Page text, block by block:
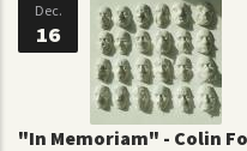
Dec.
16
"In Memoriam" - Colin